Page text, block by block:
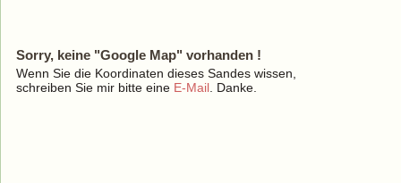
Sorry, keine "Google Map" vorhanden !
Wenn Sie die Koordinaten dieses Sandes wissen,
schreiben Sie mir bitte eine E-Mail . Danke.